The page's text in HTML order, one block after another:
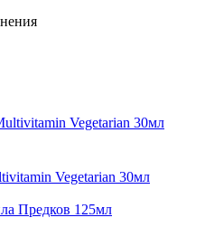
Vegetarian 30мл